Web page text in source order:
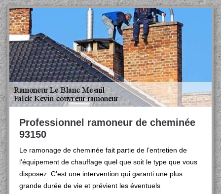
Professionnel ramoneur de cheminée
93150
Le ramonage de cheminée fait partie de l’entretien de
l’équipement de chauffage quel que soit le type que vous
disposez. C’est une intervention qui garanti une plus
grande durée de vie et prévient les éventuels